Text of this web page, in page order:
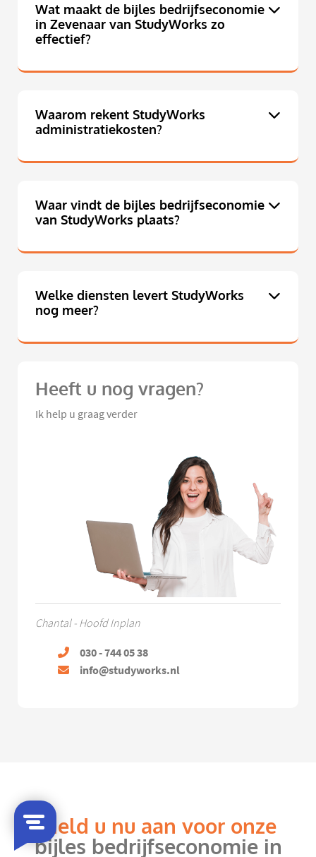
Wat maakt de bijles bedrijfseconomie
in Zevenaar van StudyWorks zo
effectief?
Waarom rekent StudyWorks
administratiekosten?
Waar vindt de bijles bedrijfseconomie
van StudyWorks plaats?
Welke diensten levert StudyWorks
nog meer?
Heeft u nog vragen?
Ik help u graag verder
Chantal - Hoofd Inplan
030 - 744 05 38
info@studyworks.nl
Meld u nu aan voor onze
bijles bedrijfseconomie in